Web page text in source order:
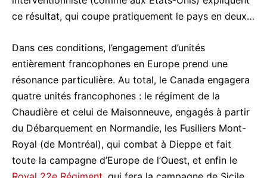
ce résultat, qui coupe pratiquement le pays en deux…
Dans ces conditions, l’engagement d’unités
entièrement francophones en Europe prend une
résonance particulière. Au total, le Canada engagera
quatre unités francophones : le régiment de la
Chaudière et celui de Maisonneuve, engagés à partir
du Débarquement en Normandie, les Fusiliers Mont-
Royal (de Montréal), qui combat à Dieppe et fait
toute la campagne d’Europe de l’Ouest, et enfin le